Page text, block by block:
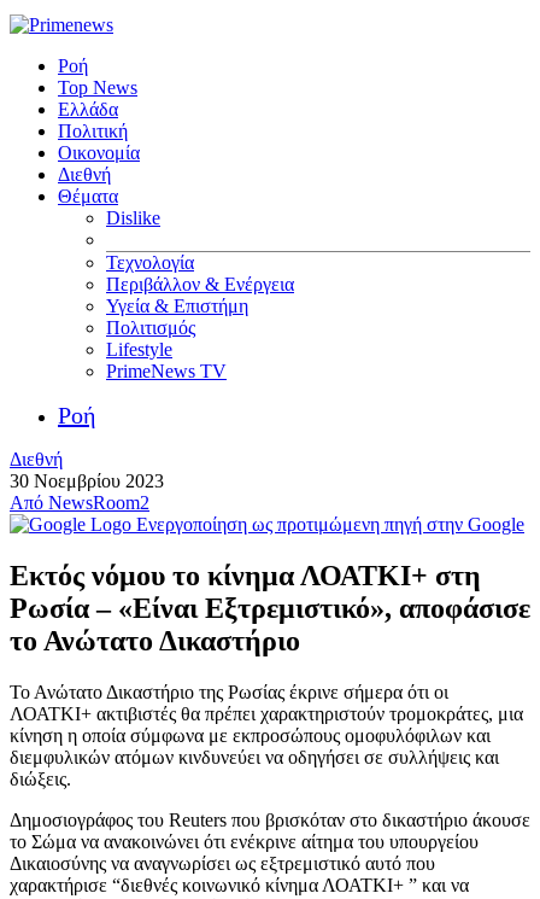
Ροή
Top News
Ελλάδα
Πολιτική
Οικονομία
Διεθνή
Θέματα
Dislike
Τεχνολογία
Περιβάλλον & Ενέργεια
Υγεία & Επιστήμη
Πολιτισμός
Lifestyle
PrimeNews TV
Ροή
Διεθνή
30 Νοεμβρίου 2023
Από NewsRoom2
Ενεργοποίηση ως προτιμώμενη πηγή στην Google
Εκτός νόμου το κίνημα ΛΟΑΤΚΙ+ στη
Ρωσία – «Είναι Εξτρεμιστικό», αποφάσισε
το Ανώτατο Δικαστήριο
Το Ανώτατο Δικαστήριο της Ρωσίας έκρινε σήμερα ότι οι
ΛΟΑΤΚΙ+ ακτιβιστές θα πρέπει χαρακτηριστούν τρομοκράτες, μια
κίνηση η οποία σύμφωνα με εκπροσώπους ομοφυλόφιλων και
διεμφυλικών ατόμων κινδυνεύει να οδηγήσει σε συλλήψεις και
διώξεις.
Δημοσιογράφος του Reuters που βρισκόταν στο δικαστήριο άκουσε
το Σώμα να ανακοινώνει ότι ενέκρινε αίτημα του υπουργείου
Δικαιοσύνης να αναγνωρίσει ως εξτρεμιστικό αυτό που
χαρακτήρισε “διεθνές κοινωνικό κίνημα ΛΟΑΤΚΙ+ ” και να